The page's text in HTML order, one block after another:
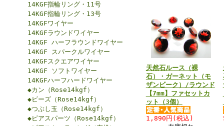
14KGF指輪リング・11号
14KGF指輪リング・13号
14KGFワイヤー
14KGFラウンドワイヤー
14KGF ハーフラウンドワイヤー
14KGF スパークルワイヤー
14KGFスクエアワイヤー
14KGF ソフトワイヤー
14KGFハーフハードワイヤー
◆カン（Rose14kgf）
◆ビーズ（Rose14kgf）
◆つぶし玉（Rose14kgf）
◆ピアスパーツ（Rose14kgf）
天然石ルース（裸
石）・ガーネット（モ
ザンビーク）/ラウンド
【7mm】ファセットカ
ット（3個）
1,890円 (税込)